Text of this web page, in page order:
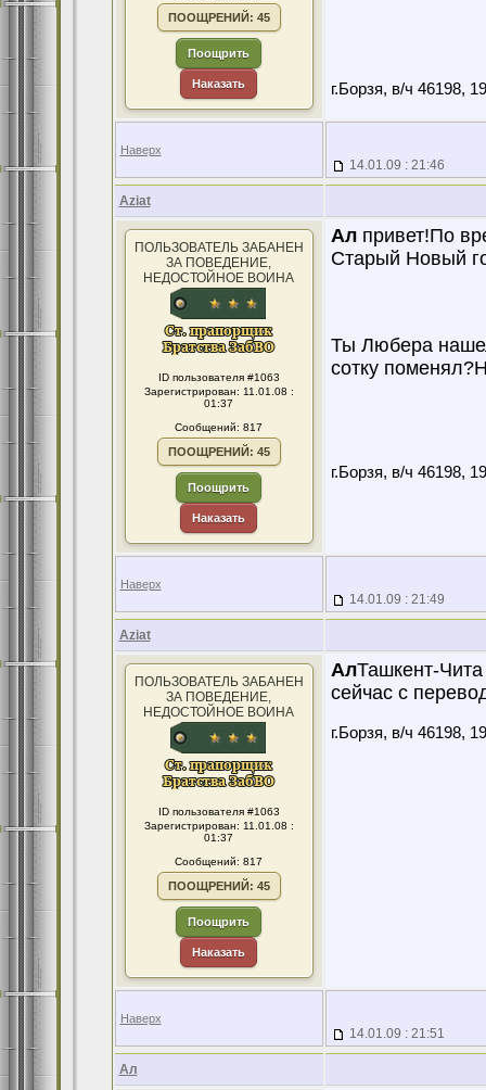
ПООЩРЕНИЙ: 45
Поощрить
Наказать г.Борзя, в/ч 46198,
Наверх
14.01.09 : 21:46
Aziat
ПОЛЬЗОВАТЕЛЬ ЗАБАНЕН
ЗА ПОВЕДЕНИЕ,
НЕДОСТОЙНОЕ ВОИНА
ID пользователя #1063
Зарегистрирован: 11.01.08 :
01:37
Сообщений: 817
ПООЩРЕНИЙ: 45
Поощрить
Наказать
Алпривет!По
Старый Новый
Ты Любера
сотку
г.Борзя, в/ч 46198,
Наверх
14.01.09 : 21:49
Aziat
ПОЛЬЗОВАТЕЛЬ ЗАБАНЕН
ЗА ПОВЕДЕНИЕ,
НЕДОСТОЙНОЕ ВОИНА
ID пользователя #1063
Зарегистрирован: 11.01.08 :
01:37
Сообщений: 817
ПООЩРЕНИЙ: 45
Поощрить
Наказать
АлТашкент-
сейчас с
г.Борзя, в/ч 46198,
Наверх
14.01.09 : 21:51
Ал